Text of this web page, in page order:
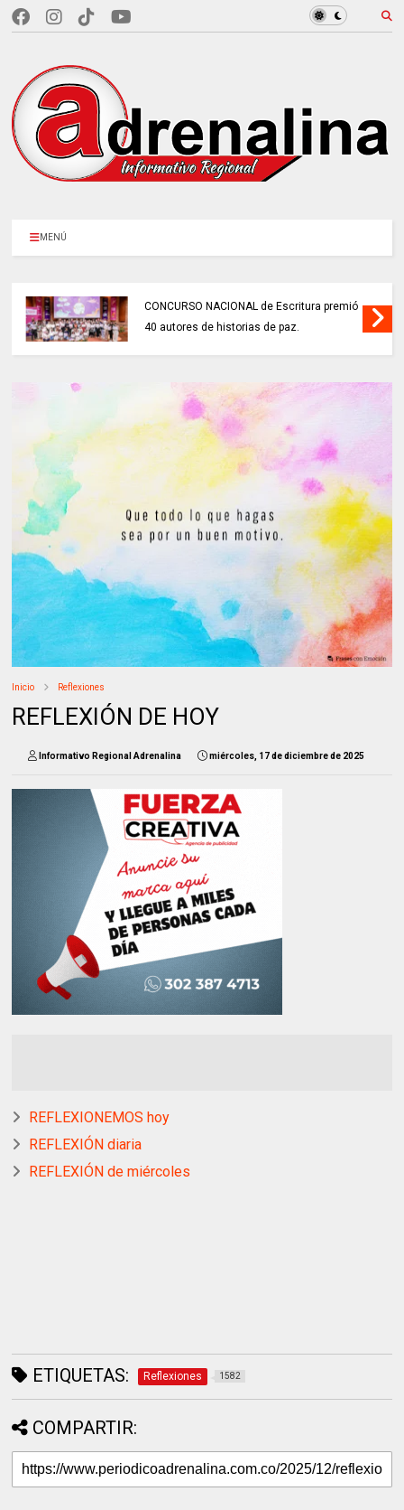
MENÚ
CONCURSO NACIONAL de Escritura premió
40 autores de historias de paz.
Inicio Reflexiones
REFLEXIÓN DE HOY
Informativo Regional Adrenalina miércoles, 17 de diciembre de 2025
REFLEXIONEMOS hoy
REFLEXIÓN diaria
REFLEXIÓN de miércoles
ETIQUETAS: Reflexiones 1582
COMPARTIR: